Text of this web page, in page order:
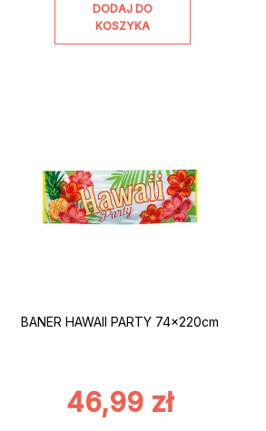
DODAJ DO
KOSZYKA
BANER HAWAII PARTY 74x220cm
46,99 zł